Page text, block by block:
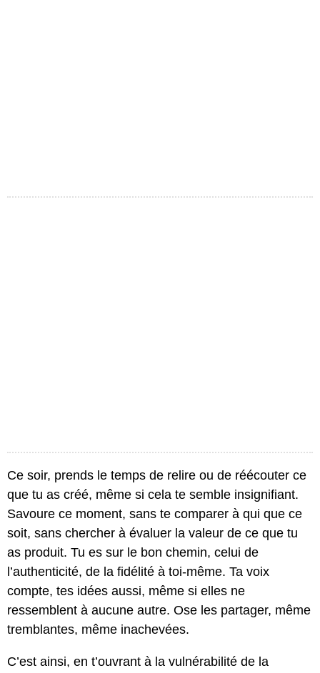
Ce soir, prends le temps de relire ou de réécouter ce
que tu as créé, même si cela te semble insignifiant.
Savoure ce moment, sans te comparer à qui que ce
soit, sans chercher à évaluer la valeur de ce que tu
as produit. Tu es sur le bon chemin, celui de
l’authenticité, de la fidélité à toi-même. Ta voix
compte, tes idées aussi, même si elles ne
ressemblent à aucune autre. Ose les partager, même
tremblantes, même inachevées.
C’est ainsi, en t’ouvrant à la vulnérabilité de la